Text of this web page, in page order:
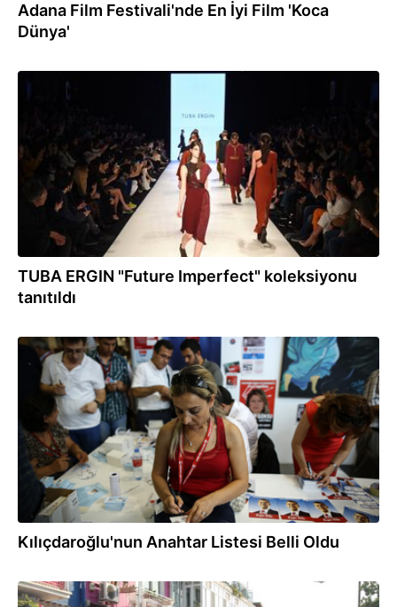
Adana Film Festivali'nde En İyi Film 'Koca
Dünya'
19.03.2016
TUBA ERGIN "Future Imperfect" koleksiyonu
tanıtıldı
06.09.2014
Kılıçdaroğlu'nun Anahtar Listesi Belli Oldu
23.07.2014